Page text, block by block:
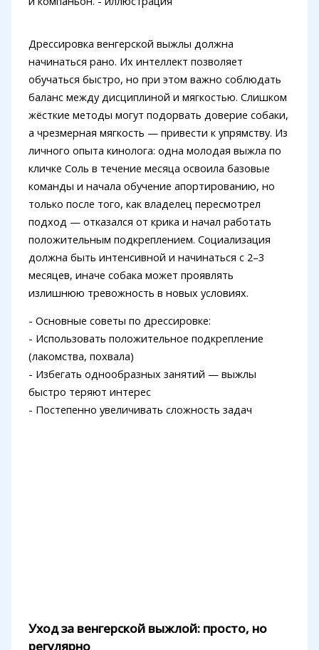
Дрессировка венгерской выжлы должна
начинаться рано. Их интеллект позволяет
обучаться быстро, но при этом важно соблюдать
баланс между дисциплиной и мягкостью. Слишком
жёсткие методы могут подорвать доверие собаки,
а чрезмерная мягкость — привести к упрямству. Из
личного опыта кинолога: одна молодая выжла по
кличке Соль в течение месяца освоила базовые
команды и начала обучение апортированию, но
только после того, как владелец пересмотрел
подход — отказался от крика и начал работать
положительным подкреплением. Социализация
должна быть интенсивной и начинаться с 2–3
месяцев, иначе собака может проявлять
излишнюю тревожность в новых условиях.
- Основные советы по дрессировке:
- Использовать положительное подкрепление
(лакомства, похвала)
- Избегать однообразных занятий — выжлы
быстро теряют интерес
- Постепенно увеличивать сложность задач
Уход за венгерской выжлой: просто, но
регулярно